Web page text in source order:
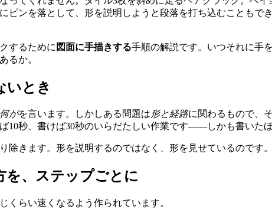
ピンを落として、形を説明しようと段落を打ち込むことも
するために 図面に手描きする手順の解説です。いつそれに手
るか。
いとき
何がを言います。しかしある問題は形と経路に関わるもので、
10秒、書けば30秒のいらだたしい作業です——しかも書いた
除きます。形を説明するのではなく、形を見せているのです。
を、ステップごとに
くらい速くなるよう作られています。